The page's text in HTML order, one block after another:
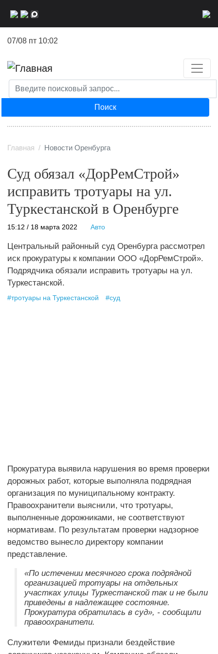
07/08 пт 10:02
Поиск
Главная Новости Оренбурга
Суд обязал «ДорРемСтрой»
исправить тротуары на ул.
Туркестанской в Оренбурге
15:12 / 18 марта 2022 Авто
Центральный районный суд Оренбурга рассмотрел
иск прокуратуры к компании ООО «ДорРемСтрой».
Подрядчика обязали исправить тротуары на ул.
Туркестанской.
#тротуары на Туркестанской #суд
Прокуратура выявила нарушения во время проверки
дорожных работ, которые выполняла подрядная
организация по муниципальному контракту.
Правоохранители выяснили, что тротуары,
выполненные дорожниками, не соответствуют
нормативам. По результатам проверки надзорное
ведомство вынесло директору компании
представление.
«По истечении месячного срока подрядной
организацией тротуары на отдельных
участках улицы Туркестанской так и не были
приведены в надлежащее состояние.
Прокуратура обратилась в суд», - сообщили
правоохранители.
Служители Фемиды признали бездействие